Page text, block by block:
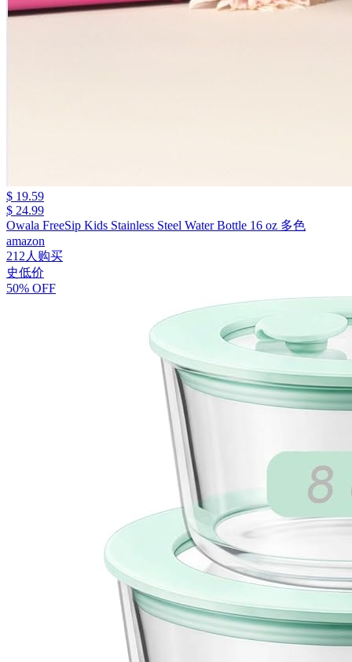
$ 19.59
$ 24.99
Owala FreeSip Kids Stainless Steel Water Bottle 16 oz 多色
amazon
212人购买
史低价
50% OFF